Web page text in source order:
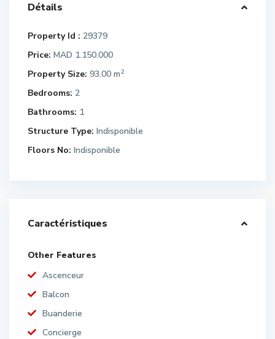
Détails
Property Id : 29379
Price: MAD 1.150.000
Property Size: 93.00 m2
Bedrooms: 2
Bathrooms: 1
Structure Type: Indisponible
Floors No: Indisponible
Caractéristiques
Other Features
Ascenceur
Balcon
Buanderie
Concierge